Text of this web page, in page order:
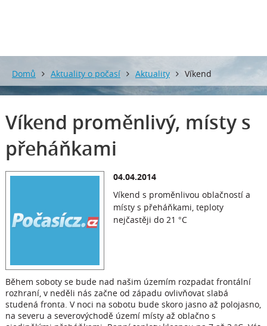
Domů Aktuality o počasí Aktuality Víkend
proměnlivý, místy s přeháňkami
Víkend proměnlivý, místy s
přeháňkami
04.04.2014
Víkend s proměnlivou oblačností a
místy s přeháňkami, teploty
nejčastěji do 21 °C
Během soboty se bude nad našim územím rozpadat frontální
rozhraní, v neděli nás začne od západu ovlivňovat slabá
studená fronta. V noci na sobotu bude skoro jasno až polojasno,
na severu a severovýchodě území místy až oblačno s